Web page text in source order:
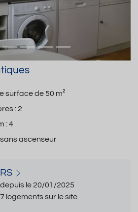
surface de50 m²
:2
:4
ascenseur
le 20/01/2025
logements sur le site.